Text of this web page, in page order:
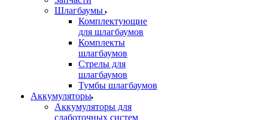
Шлагбаумы
Комплектующие
для шлагбаумов
Комплекты
шлагбаумов
Стрелы для
шлагбаумов
Тумбы шлагбаумов
Аккумуляторы
Аккумуляторы для
слаботочных систем